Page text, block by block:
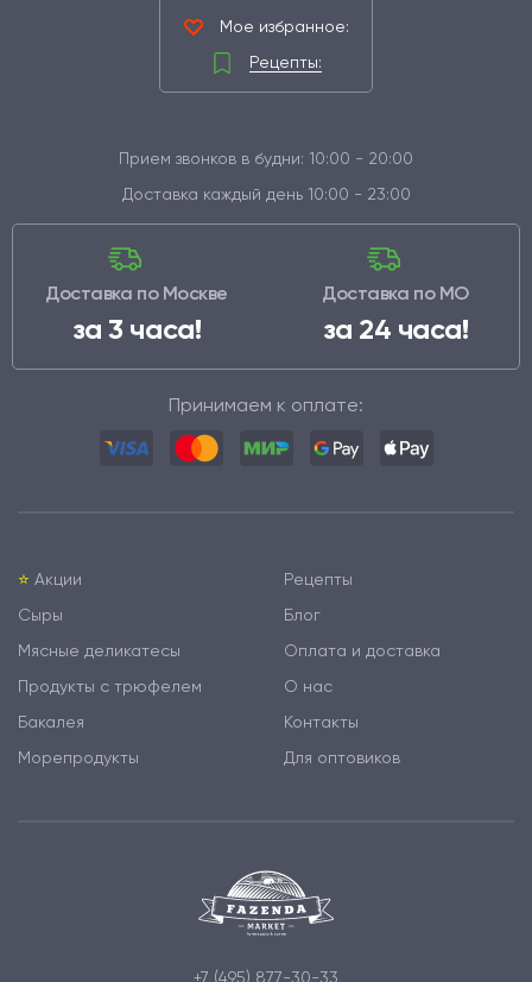
Мое избранное:
Рецепты:
Прием звонков в будни: 10:00 - 20:00
Доставка каждый день 10:00 - 23:00
Доставка по Москве
за 3 часа!
Доставка по МО
за 24 часа!
Принимаем к оплате:
⭐️ Акции
Сыры
Мясные деликатесы
Продукты с трюфелем
Бакалея
Морепродукты
Рецепты
Блог
Оплата и доставка
О нас
Контакты
Для оптовиков
+7 (495) 877-30-33